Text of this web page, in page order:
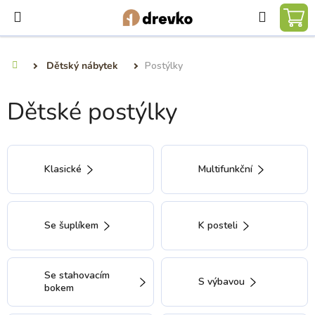
obsah
Hledat
Dětský nábytek Postýlky
Dětské postýlky
Klasické Multifunkční
Se šuplíkem K posteli
Se stahovacím
bokem
S výbavou